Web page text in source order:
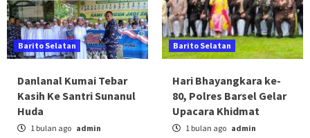
Barito Selatan
Danlanal Kumai Tebar
Kasih Ke Santri Sunanul
Huda
1 bulan ago admin
Barito Selatan
Hari Bhayangkara ke-
80, Polres Barsel Gelar
Upacara Khidmat
1 bulan ago admin